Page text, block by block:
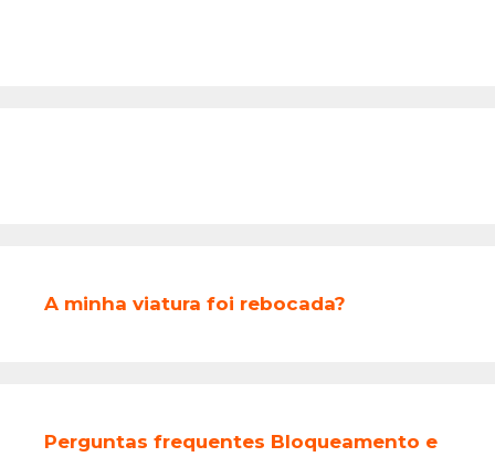
A minha viatura foi rebocada?
Perguntas frequentes Bloqueamento e